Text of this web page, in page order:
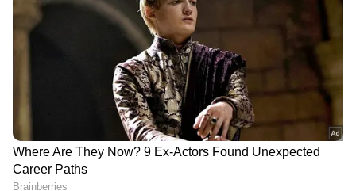
News
തത്സമയ അപ്‌ഡേറ്റുകളും
ആഴത്തിലുള്ള വിശകലനവും സമഗ്രമായ
റിപ്പോർട്ടിംഗും — എല്ലാം ഒരൊറ്റ സ്ഥലത്ത്.
ഏത് സമയത്തും, എവിടെയും
വിശ്വസനീയമായ വാർത്തകൾ ലഭിക്കാൻ
Asianet News Malayalam